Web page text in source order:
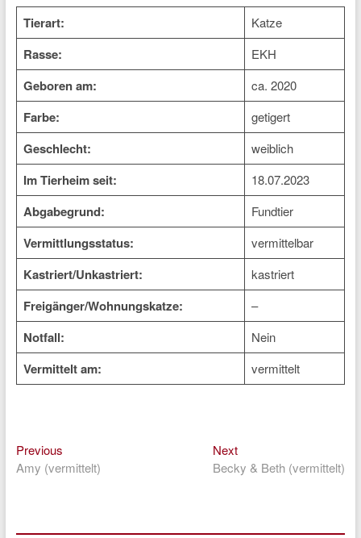
Tierart: Katze
Rasse: EKH
Geboren am: ca. 2020
Farbe: getigert
Geschlecht: weiblich
Im Tierheim seit: 18.07.2023
Abgabegrund: Fundtier
Vermittlungsstatus: vermittelbar
Kastriert/Unkastriert: kastriert
Freigänger/Wohnungskatze: –
Notfall: Nein
Vermittelt am: vermittelt
Beitragsnavigation
PreviousPrevious
post:
Amy (vermittelt)
NextNext
post:
Becky & Beth (vermittelt)